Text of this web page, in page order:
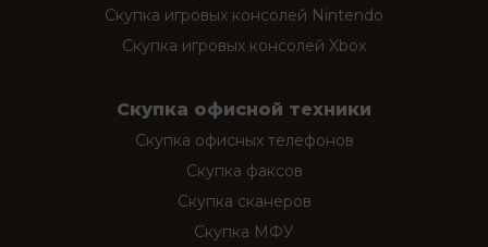
Скупка игровых консолей Nintendo
Скупка игровых консолей Xbox
Скупка офисной техники
Скупка офисных телефонов
Скупка факсов
Скупка сканеров
Скупка МФУ